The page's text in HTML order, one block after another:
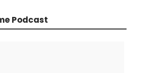
Podcast